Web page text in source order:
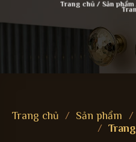
Trang chủ / Sản phẩm
Trang chủ / Sản phẩm /
/